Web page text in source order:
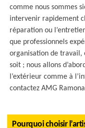
comme nous sommes
intervenir rapidement
réparation ou
que professionnels
organisation de travail,
soit ; nous allons
l’extérieur comme à
contactez AMG
Pourquoi choisir